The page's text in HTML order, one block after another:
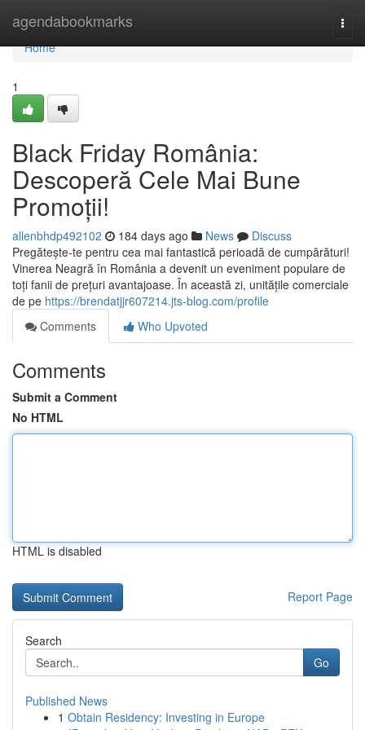
agendabookmarks
Home
Home
1
Black Friday România:
Descoperă Cele Mai Bune
Promoții!
allenbhdp492102 184 days ago News
Discuss
Pregătește-te pentru cea mai fantastică perioadă de cumpărături!
Vinerea Neagră în România a devenit un eveniment populare de
toți fanii de prețuri avantajoase. În această zi, unitățile comerciale
de pe https://brendatjjr607214.jts-blog.com/profile
Comments
Who Upvoted
Comments
Submit a Comment
No HTML
HTML is disabled
Report Page
Search
Go
Published News
1 Obtain Residency: Investing in Europe